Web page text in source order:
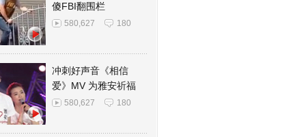
傻FBI翻围栏
580,627 180
冲刺好声音《相信
爱》MV 为雅安祈福
580,627 180